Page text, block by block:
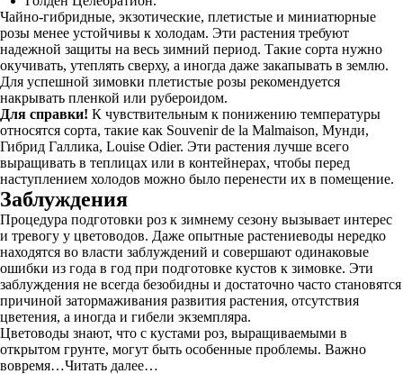
Чайно-гибридные, экзотические, плетистые и миниатюрные
розы менее устойчивы к холодам. Эти растения требуют
надежной защиты на весь зимний период. Такие сорта нужно
окучивать, утеплять сверху, а иногда даже закапывать в землю.
Для успешной зимовки плетистые розы рекомендуется
накрывать пленкой или рубероидом.
Для справки! К чувствительным к понижению температуры
относятся сорта, такие как Souvenir de la Malmaison, Мунди,
Гибрид Галлика, Louise Odier. Эти растения лучше всего
выращивать в теплицах или в контейнерах, чтобы перед
наступлением холодов можно было перенести их в помещение.
Заблуждения
Процедура подготовки роз к зимнему сезону вызывает интерес
и тревогу у цветоводов. Даже опытные растениеводы нередко
находятся во власти заблуждений и совершают одинаковые
ошибки из года в год при подготовке кустов к зимовке. Эти
заблуждения не всегда безобидны и достаточно часто становятся
причиной затормаживания развития растения, отсутствия
цветения, а иногда и гибели экземпляра.
Цветоводы знают, что с кустами роз, выращиваемыми в
открытом грунте, могут быть особенные проблемы. Важно
вовремя…Читать далее…